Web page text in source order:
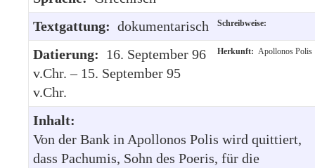
Textgattung: dokumentarisch Schreibweise:
Datierung: 16. September 96
v.Chr. – 15. September 95
v.Chr.
Herkunft: Apollonos Polis
Inhalt:
Von der Bank in Apollonos Polis wird quittiert,
dass Pachumis, Sohn des Poeris, für die